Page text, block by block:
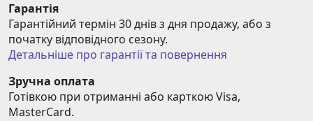
Гарантія
Гарантійний термін 30 днів з дня продажу, або з
початку відповідного сезону.
Детальніше про гарантії та повернення
Зручна оплата
Готівкою при отриманні або карткою Visa,
MasterCard.